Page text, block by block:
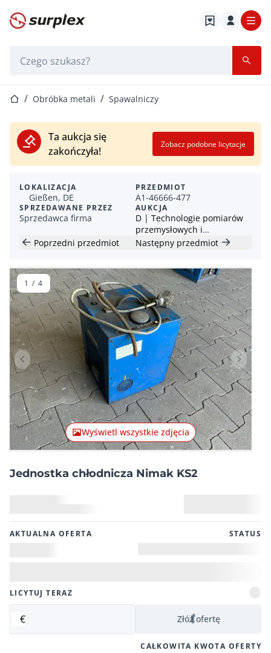
Strona główna
Strona główna
Obróbka metali Spawalniczy
Ta aukcja się
zakończyła!
Zobacz podobne licytacje
LOKALIZACJA
Gießen, DE
SPRZEDAWANE PRZEZ
Sprzedawca firma
PRZEDMIOT
A1-46666-477
AUKCJA
D | Technologie pomiarów
przemysłowych i
procesowych Urządzenia
Poprzedni przedmiot Następny przedmiot
Poprzednia pozycja
Wyświetl wszystkie zdjęcia
1 / 4
Jednostka chłodnicza Nimak KS2
AKTUALNA OFERTA STATUS
LICYTUJ TERAZ
€ Złóż ofertę
CAŁKOWITA KWOTA OFERTY